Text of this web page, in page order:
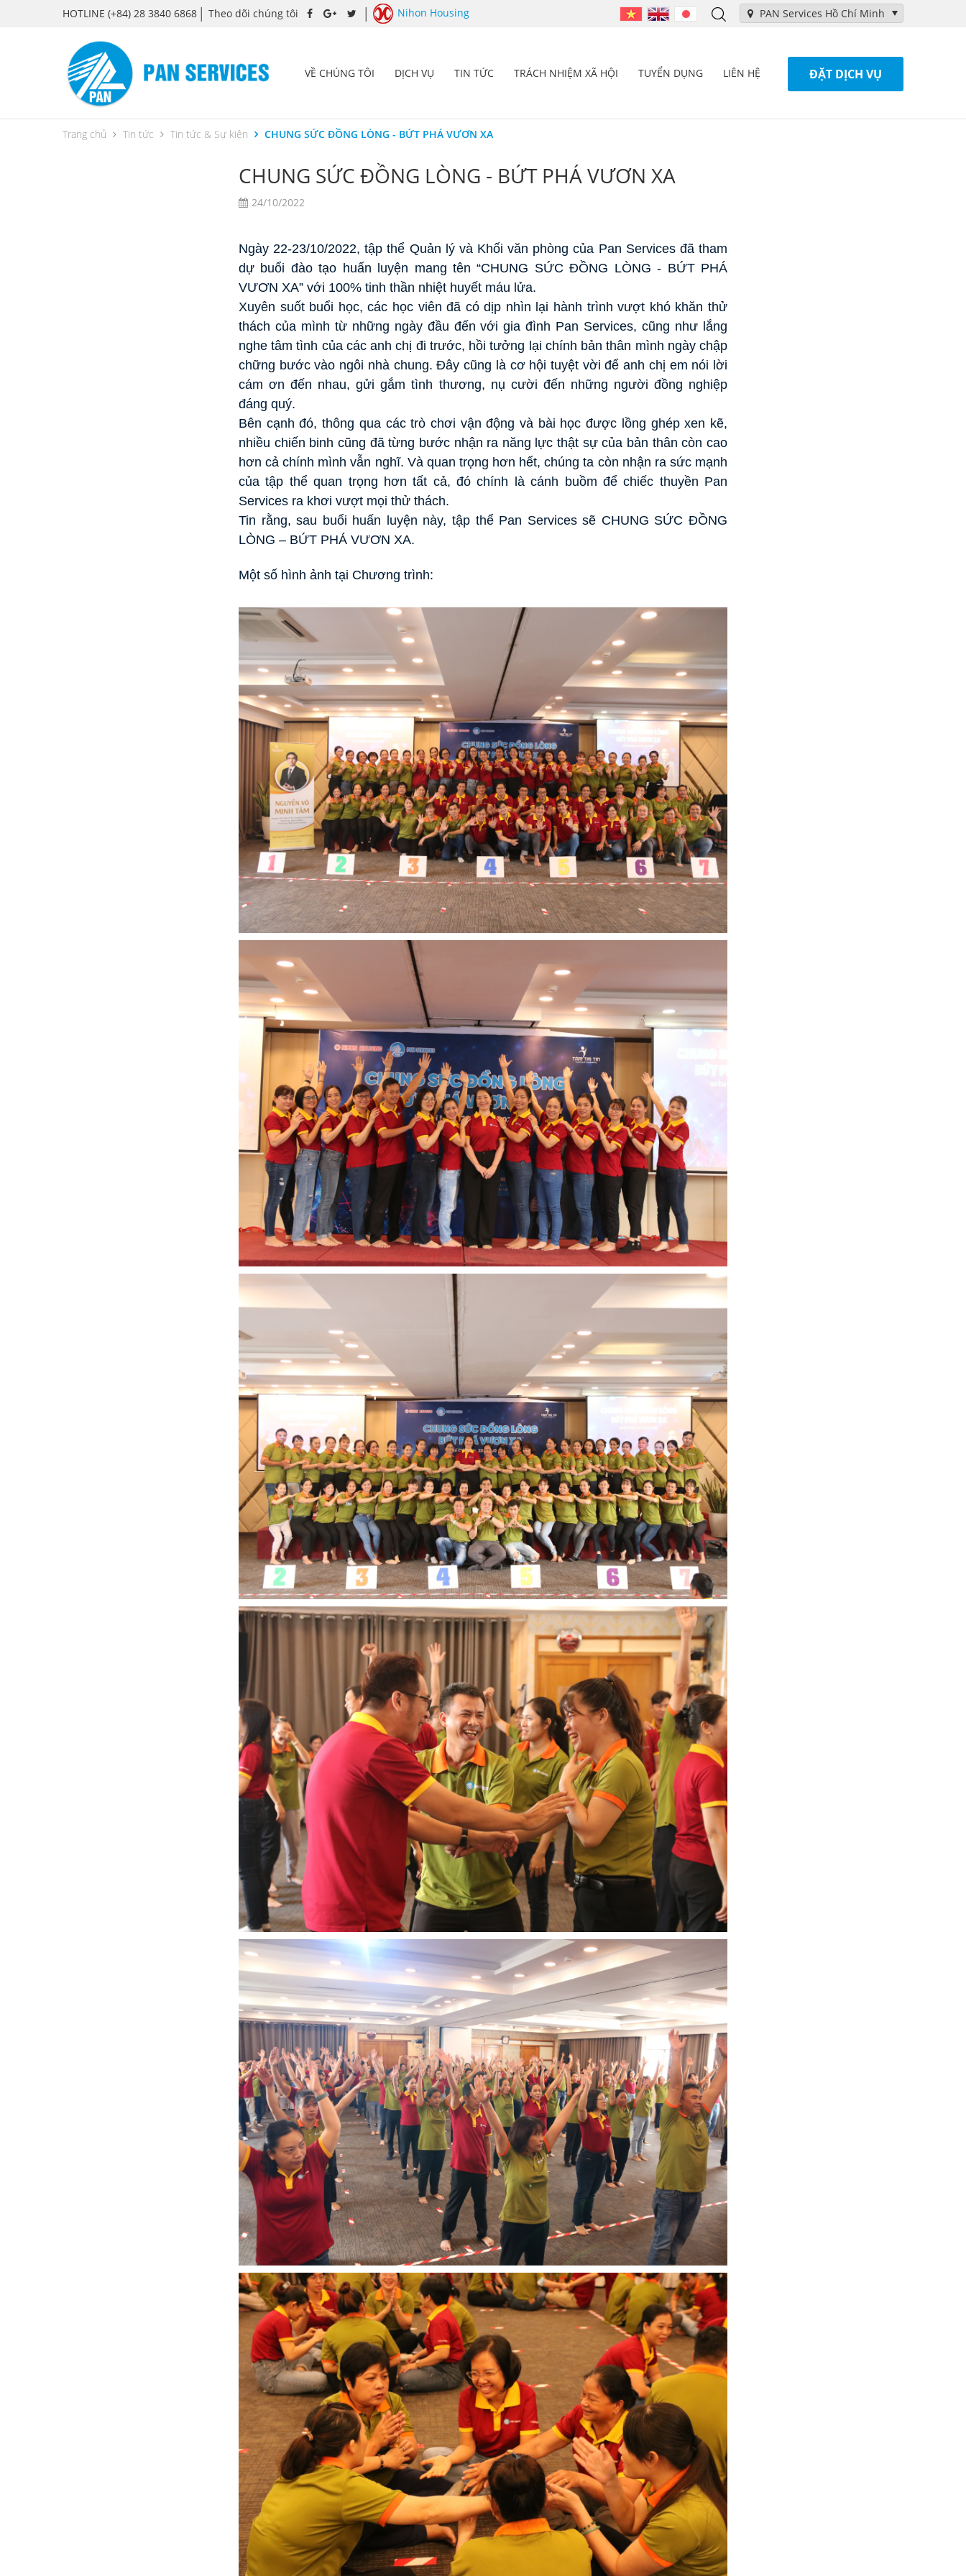
HOTLINE (+84) 28 3840 6868 Theo dõi chúng tôi Nihon Housing PAN Services Hồ Chí Minh
VỀ CHÚNG TÔI DỊCH VỤ TIN TỨC TRÁCH NHIỆM XÃ HỘI TUYỂN DỤNG LIÊN HỆ ĐẶT DỊCH VỤ
Trang chủ Tin tức Tin tức & Sự kiện CHUNG SỨC ĐỒNG LÒNG - BỨT PHÁ VƯƠN XA
CHUNG SỨC ĐỒNG LÒNG - BỨT PHÁ VƯƠN XA
24/10/2022
Ngày 22-23/10/2022, tập thể Quản lý và Khối văn phòng của Pan Services đã tham
dự buổi đào tạo huấn luyện mang tên “CHUNG SỨC ĐỒNG LÒNG - BỨT PHÁ
VƯƠN XA” với 100% tinh thần nhiệt huyết máu lửa.
Xuyên suốt buổi học, các học viên đã có dịp nhìn lại hành trình vượt khó khăn thử
thách của mình từ những ngày đầu đến với gia đình Pan Services, cũng như lắng
nghe tâm tình của các anh chị đi trước, hồi tưởng lại chính bản thân mình ngày chập
chững bước vào ngôi nhà chung. Đây cũng là cơ hội tuyệt vời để anh chị em nói lời
cám ơn đến nhau, gửi gắm tình thương, nụ cười đến những người đồng nghiệp
đáng quý.
Bên cạnh đó, thông qua các trò chơi vận động và bài học được lồng ghép xen kẽ,
nhiều chiến binh cũng đã từng bước nhận ra năng lực thật sự của bản thân còn cao
hơn cả chính mình vẫn nghĩ. Và quan trọng hơn hết, chúng ta còn nhận ra sức mạnh
của tập thể quan trọng hơn tất cả, đó chính là cánh buồm để chiếc thuyền Pan
Services ra khơi vượt mọi thử thách.
Tin rằng, sau buổi huấn luyện này, tập thể Pan Services sẽ CHUNG SỨC ĐỒNG
LÒNG – BỨT PHÁ VƯƠN XA.
Một số hình ảnh tại Chương trình: